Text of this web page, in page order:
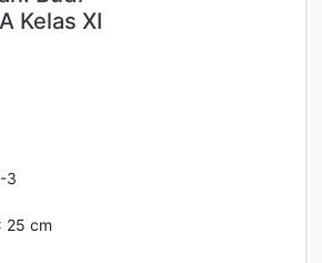
Kelas XI
3
25 cm